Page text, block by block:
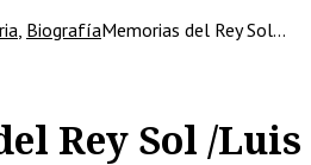
BiografíaMemorias del Rey Sol…
Rey Sol /Luis